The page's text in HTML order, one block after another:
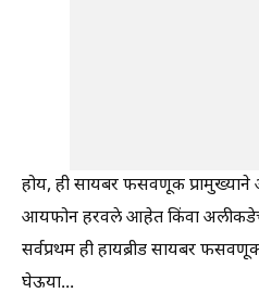
होय, ही सायबर फसवणूक
आयफोन हरवले आहेत किंवा
सर्वप्रथम ही हायब्रीड सायबर
घेऊया...